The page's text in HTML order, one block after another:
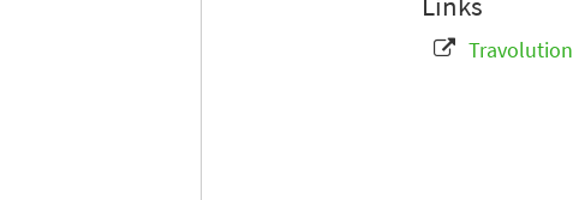
Travolution